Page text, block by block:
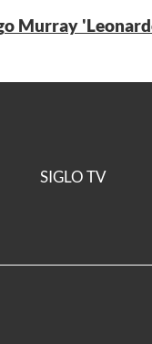
Murray
SIGLO TV